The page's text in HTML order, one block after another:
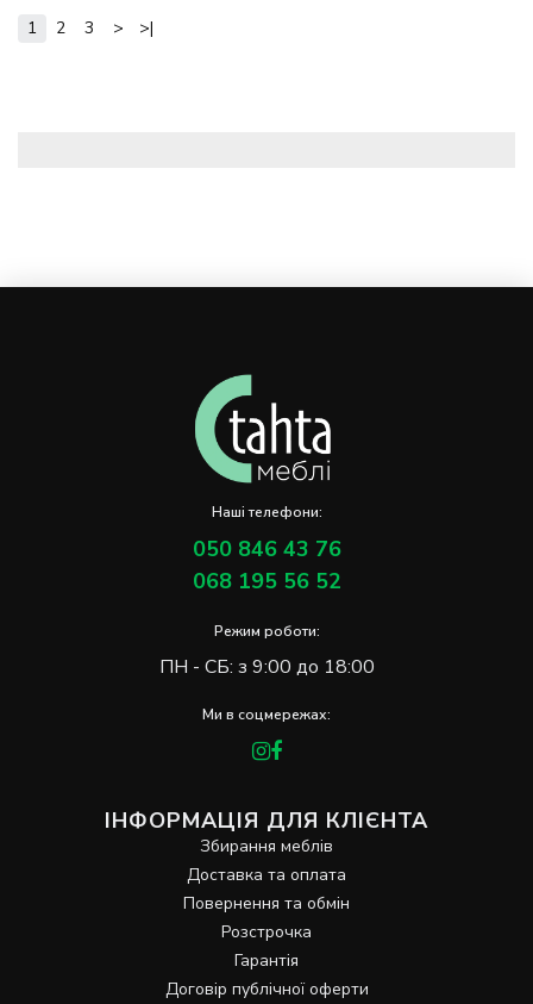
1 2 3 > >|
Наші телефони:
050 846 43 76
068 195 56 52
Режим роботи:
ПН - СБ: з 9:00 до 18:00
Ми в соцмережах:
ІНФОРМАЦІЯ ДЛЯ КЛІЄНТА
Збирання меблів
Доставка та оплата
Повернення та обмін
Розстрочка
Гарантія
Договір публічної оферти